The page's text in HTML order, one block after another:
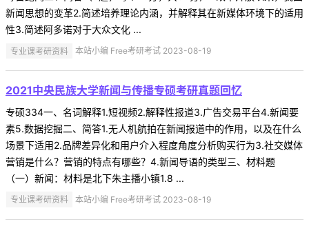
新闻思想的变革2.简述培养理论内涵，并解释其在新媒体环境下的适用
性3.简述阿多诺对于大众文化 ...
专业课考研资料 本站小编 Free考研考试 2023-08-19
2021中央民族大学新闻与传播专硕考研真题回忆
专硕334一、名词解释1.短视频2.解释性报道3.广告交易平台4.新闻要
素5.数据挖掘二、简答1.无人机航拍在新闻报道中的作用，以及在什么
场景下适用2.品牌差异化和用户介入程度角度分析购买行为3.社交媒体
营销是什么？营销的特点有哪些？4.新闻导语的类型三、材料题
（一）新闻：材料是北下朱主播小镇1.8 ...
专业课考研资料 本站小编 Free考研考试 2023-08-19